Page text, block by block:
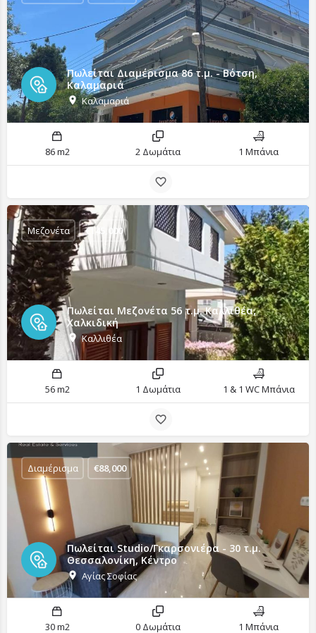
Πωλείται Διαμέρισμα 86 τ.μ. - Βότση,
Καλαμαριά
Καλαμαριά
86 m2 2 Δωμάτια 1 Μπάνια
Πωλείται Μεζονέτα 56 τ.μ. Καλλιθέα,
Χαλκιδική
Καλλιθέα
Μεζονέτα €145,000
56 m2 1 Δωμάτια 1 & 1 WC Μπάνια
Πωλείται Studio/Γκαρσονιέρα - 30 τ.μ.
Θεσσαλονίκη, Κέντρο
Αγίας Σοφίας
Διαμέρισμα €88,000
30 m2 0 Δωμάτια 1 Μπάνια